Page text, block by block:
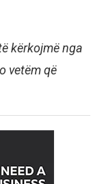
kërkojmë nga
vetëm që